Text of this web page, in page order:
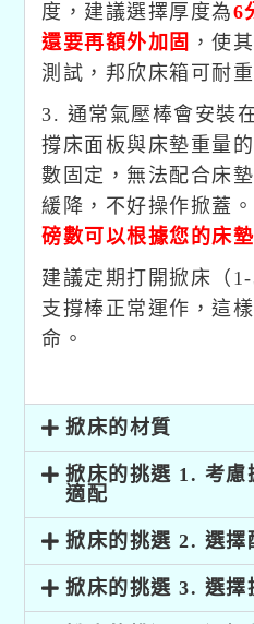
度，建議選擇厚度為6
還要再額外加固 ，使
測試，邦欣床箱可耐
3. 通常氣壓棒會安裝
撐床面板與床墊重量
數固定，無法配合床
緩降，不好操作掀蓋。
磅數可以根據您的床
建議定期打開掀床（
支撐棒正常運作，這
命。
掀床的材質
掀床的挑選 1. 考慮
適配
掀床的挑選 2. 選擇
掀床的挑選 3. 選擇